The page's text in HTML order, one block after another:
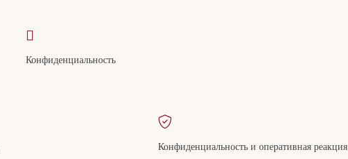
Конфиденциальность
Конфиденциальность и оперативная реакция